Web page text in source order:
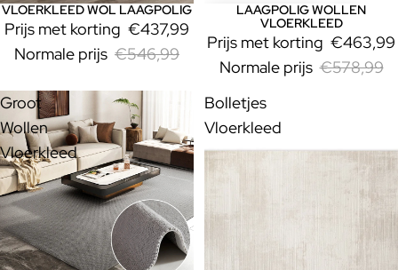
Uitverkoop
VLOERKLEED WOL LAAGPOLIG
Prijs met korting €437,99
Normale prijs €546,99
UitverkoopLAAGPOLIG WOLLEN
VLOERKLEED
Prijs met korting €463,99
Normale prijs €578,99
Groot
Wollen
Vloerkleed
Bolletjes
Vloerkleed